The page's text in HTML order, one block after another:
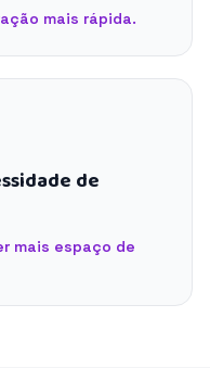
mais rápida.
de
mais espaço de